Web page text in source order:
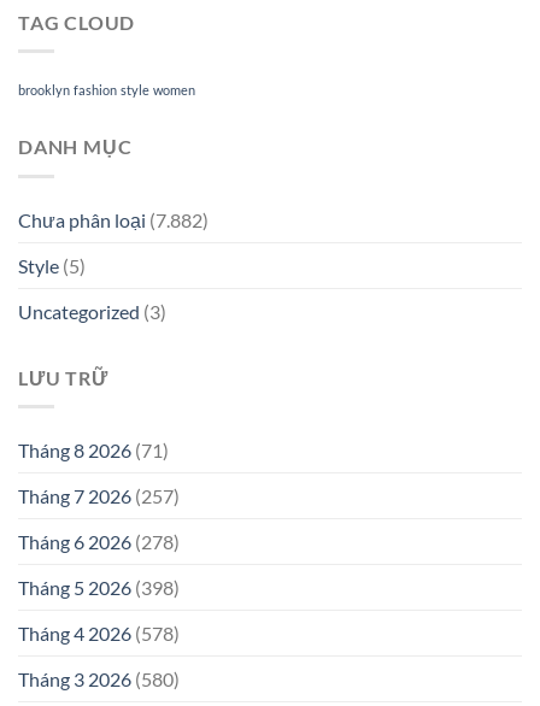
TAG CLOUD
brooklyn fashion style women
DANH MỤC
Chưa phân loại (7.882)
Style (5)
Uncategorized (3)
LƯU TRỮ
Tháng 8 2026 (71)
Tháng 7 2026 (257)
Tháng 6 2026 (278)
Tháng 5 2026 (398)
Tháng 4 2026 (578)
Tháng 3 2026 (580)